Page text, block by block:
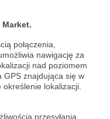
połączenia,
nawigację za
nad poziomem
GPS znajdująca się w
określenie lokalizacji.
przesyłania